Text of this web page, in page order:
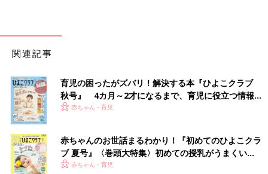
末まで）の投稿からの抜粋です。
※この記事は「たまひよONLINE」で過去に公開されたもので
す。
※記事の内容は記事執筆当時の情報であり、現在と異なる場合が
あります。
関連記事
育児の困ったがズバリ！解決する本『ひよこクラブ
秋号』 4カ月～2才になるまで、育児に役立つ情報が
いっぱい！
赤ちゃん・育児
赤ちゃんのお世話まるわかり！『初めてのひよこクラ
ブ 夏号』〈巻頭大特集〉初めての授乳がうまくい
く！ おっぱい・ミルクの基本と夏のトラブル 解決テ
赤ちゃん・育児